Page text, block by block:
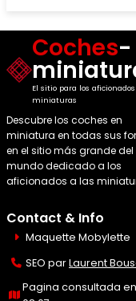
Coches-
El sitio para los
miniaturas
Descubre los coches en
miniatura en todas sus
en el sitio más grande del
mundo dedicado a los
aficionados a las
Contact & Info
Maquette Mobylette
SEO parLaurent
Pagina consultada